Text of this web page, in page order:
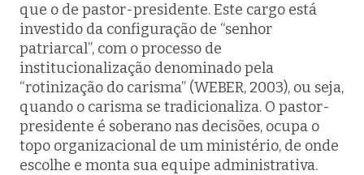
que o de pastor-presidente. Este cargo está
investido da configuração de “senhor
patriarcal”, com o processo de
institucionalização denominado pela
“rotinização do carisma” (WEBER, 2003), ou seja,
quando o carisma se tradicionaliza. O pastor-
presidente é soberano nas decisões, ocupa o
topo organizacional de um ministério, de onde
escolhe e monta sua equipe administrativa.